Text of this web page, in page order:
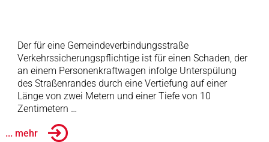
Der für eine Gemeindeverbindungsstraße
Verkehrssicherungspflichtige ist für einen Schaden, der
an einem Personenkraftwagen infolge Unterspülung
des Straßenrandes durch eine Vertiefung auf einer
Länge von zwei Metern und einer Tiefe von 10
Zentimetern …
... mehr